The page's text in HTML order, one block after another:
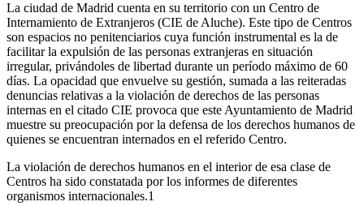
La ciudad de Madrid cuenta en su territorio con un Centro de
Internamiento de Extranjeros (CIE de Aluche). Este tipo de Centros
son espacios no penitenciarios cuya función instrumental es la de
facilitar la expulsión de las personas extranjeras en situación
irregular, privándoles de libertad durante un período máximo de 60
días. La opacidad que envuelve su gestión, sumada a las reiteradas
denuncias relativas a la violación de derechos de las personas
internas en el citado CIE provoca que este Ayuntamiento de Madrid
muestre su preocupación por la defensa de los derechos humanos de
quienes se encuentran internados en el referido Centro.
La violación de derechos humanos en el interior de esa clase de
Centros ha sido constatada por los informes de diferentes
organismos internacionales.1